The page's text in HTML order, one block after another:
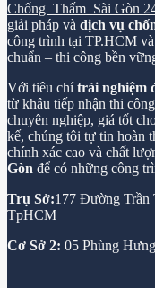
Chống Thấm Sài Gòn
giải pháp và dịch vụ
công trình tại TP.HCM
chuẩn – thi công bền
Với tiêu chítrải nghiệm
từ khâu tiếp nhận thi
chuyên nghiệp, giá tốt
kế, chúng tôi tự tin hoàn
chính xác cao và chất
Gòn để có những công
Trụ Sở:177 Đường Trần
TpHCM
Cơ Sở 2: 05 Phùng